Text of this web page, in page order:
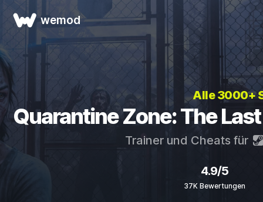
wemod
Alle 3000+
Quarantine Zone: The
Trainer und Cheats für
4.9/5
37K Bewertungen